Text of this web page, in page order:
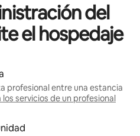
del
el hospedaje
profesional entre una estancia
los servicios de un profesional